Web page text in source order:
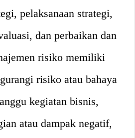
pelaksanaan strategi,
dan perbaikan dan
risiko memiliki
risiko atau bahaya
kegiatan bisnis,
atau dampak negatif,